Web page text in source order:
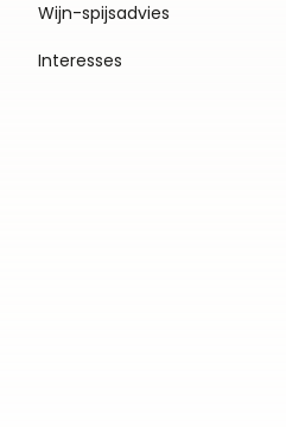
Wijn-spijsadvies
Interesses